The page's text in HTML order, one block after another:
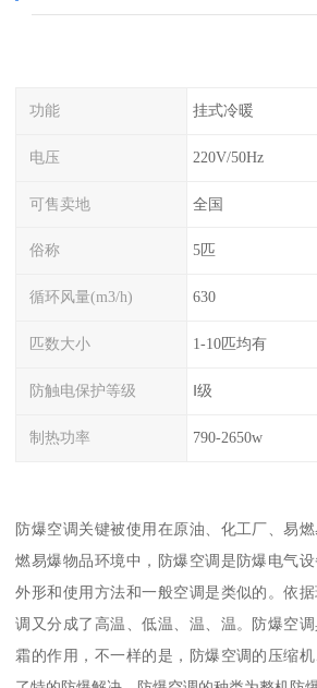
功能 挂式冷暖
电压 220V/50Hz
可售卖地 全国
俗称 5匹
循环风量(m3/h) 630
匹数大小 1-10匹均有
防触电保护等级 Ⅰ级
制热功率 790-2650w
防爆空调关键被使用在原油、化工厂、易
燃易爆物品环境中，防爆空调是防爆电气
外形和使用方法和一般空调是类似的。依
调又分成了高温、低温、温、温。防爆空
霜的作用，不一样的是，防爆空调的压缩